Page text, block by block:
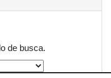
de busca.